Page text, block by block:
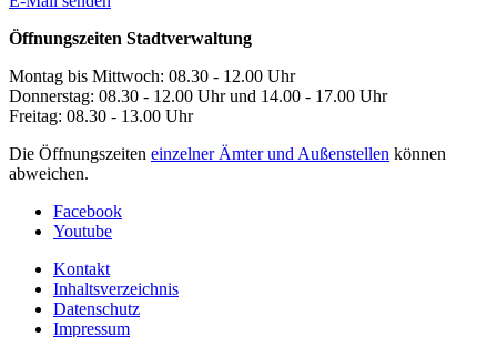
Öffnungszeiten Stadtverwaltung
Montag bis Mittwoch: 08.30 - 12.00 Uhr
Donnerstag: 08.30 - 12.00 Uhr und 14.00 - 17.00 Uhr
Freitag: 08.30 - 13.00 Uhr
Die Öffnungszeiten einzelner Ämter und Außenstellen können
abweichen.
Facebook
Youtube
Kontakt
Inhaltsverzeichnis
Datenschutz
Impressum